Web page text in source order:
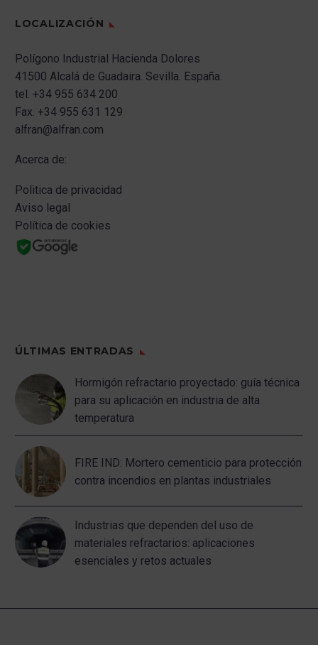
LOCALIZACIÓN
Polígono Industrial Hacienda Dolores
41500 Alcalá de Guadaira. Sevilla. España.
tel. +34 955 634 200
Fax. +34 955 631 129
alfran@alfran.com
Acerca de:
Politica de privacidad
Aviso legal
Política de cookies
ÚLTIMAS ENTRADAS
Hormigón refractario proyectado: guía técnica
para su aplicación en industria de alta
temperatura
FIRE IND: Mortero cementicio para protección
contra incendios en plantas industriales
Industrias que dependen del uso de
materiales refractarios: aplicaciones
esenciales y retos actuales